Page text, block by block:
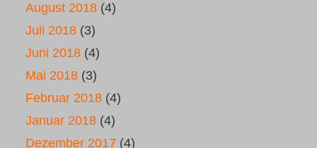
August 2018 (4)
Juli 2018 (3)
Juni 2018 (4)
Mai 2018 (3)
Februar 2018 (4)
Januar 2018 (4)
Dezember 2017 (4)